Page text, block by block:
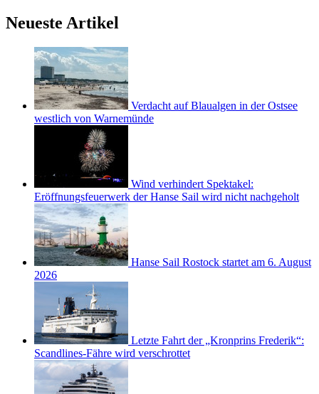
Neueste Artikel
Verdacht auf Blaualgen in der Ostsee
westlich von Warnemünde
Wind verhindert Spektakel:
Eröffnungsfeuerwerk der Hanse Sail wird nicht nachgeholt
Hanse Sail Rostock startet am 6. August
2026
Letzte Fahrt der „Kronprins Frederik“:
Scandlines-Fähre wird verschrottet